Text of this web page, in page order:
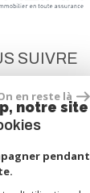
SUIVRE
en reste là
notre site
pendant